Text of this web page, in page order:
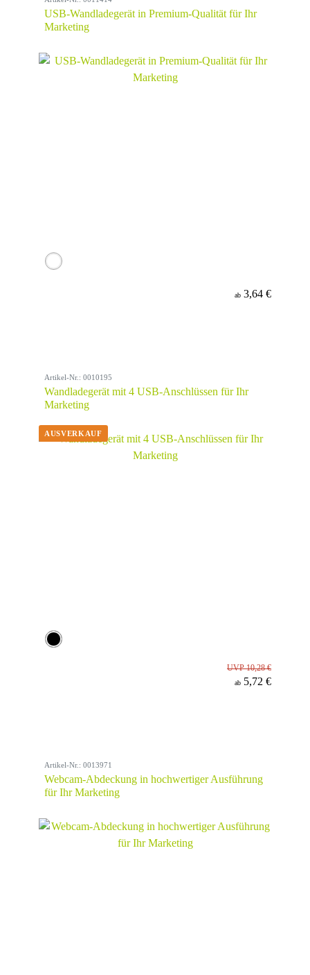
USB-Wandladegerät in Premium-Qualität für Ihr
Marketing
ab 3,64 €
Artikel-Nr.: 0010195
Wandladegerät mit 4 USB-Anschlüssen für Ihr
Marketing
UVP 10,28 €
ab 5,72 €
Artikel-Nr.: 0013971
Webcam-Abdeckung in hochwertiger Ausführung
für Ihr Marketing